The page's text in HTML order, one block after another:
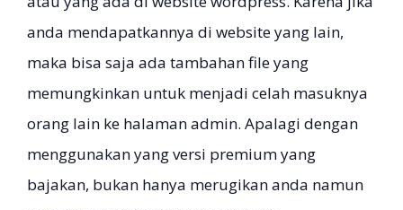
anda mendapatkannya di website yang lain,
maka bisa saja ada tambahan file yang
memungkinkan untuk menjadi celah masuknya
orang lain ke halaman admin. Apalagi dengan
menggunakan yang versi premium yang
bajakan, bukan hanya merugikan anda namun